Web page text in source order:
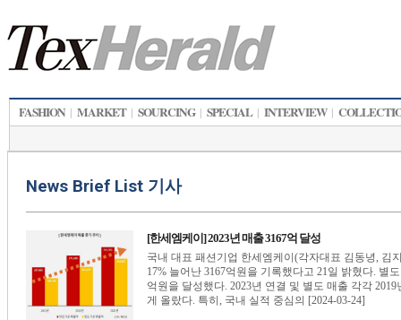
FASHION | MARKET | SOURCING | SPECIAL | INTERVIEW |
News Brief List 기사
[한세엠케이] 2023년 매출 3167억 달성
국내 대표 패션기업 한세엠케이(각자대표 김동녕, 김
17% 늘어난 3167억원을 기록했다고 21일 밝혔다. 별
억원을 달성했다. 2023년 연결 및 별도 매출 각각
게 올랐다. 특히, 국내 실적 중심의 [2024-03-24]